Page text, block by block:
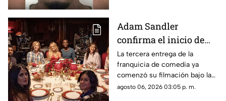
Adam Sandler
confirma el inicio de
producción de “Son
Como Niños 3” con el
regreso del elenco
original
La tercera entrega de la
franquicia de comedia ya
comenzó su filmación bajo la
producción de Netflix.
agosto 06, 2026 03:05 p. m.